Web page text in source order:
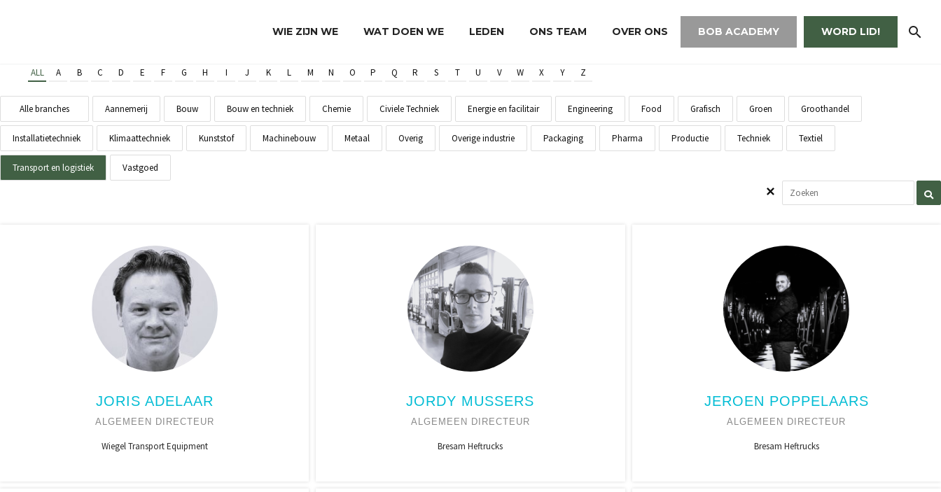
WIE ZIJN WE WAT DOEN WE LEDEN ONS TEAM OVER ONS BOB ACADEMY WORD LID!
ALL A B C D E F G H I J K L M N O P Q R S T U V W X Y Z
Alle branches Aannemerij Bouw Bouw en techniek Chemie Civiele Techniek Energie en facilitair Engineering Food Grafisch Groen Groothandel
Installatietechniek Klimaattechniek Kunststof Machinebouw Metaal Overig Overige industrie Packaging Pharma Productie Techniek Textiel
Transport en logistiek Vastgoed
JORIS ADELAAR
ALGEMEEN DIRECTEUR
Wiegel Transport Equipment
JORDY MUSSERS
ALGEMEEN DIRECTEUR
Bresam Heftrucks
JEROEN POPPELAARS
ALGEMEEN DIRECTEUR
Bresam Heftrucks